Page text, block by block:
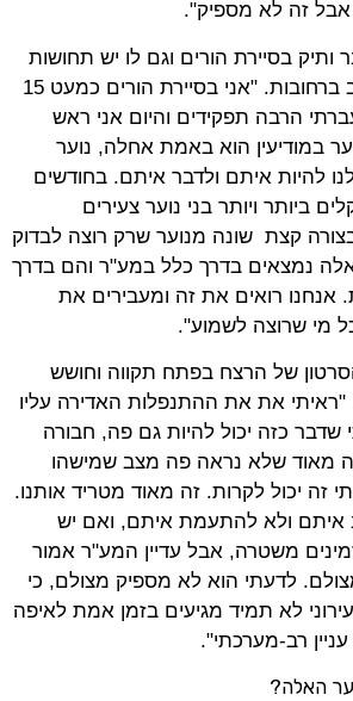
זה לא מספיק".
ותיק בסיירת הורים וגם לו יש תחושות
לא טובות לגבי המצב ברחובות. "אני בסיירת הורים כמעט 15
הרבה תפקידים והיום אני ראש
במודיעין הוא באמת אחלה, נוער
להיות איתם ולדבר איתם. בחודשים
ביותר ויותר בני נוער צעירים
קצת שונה מנוער שרק רוצה לבדוק
נמצאים בדרך כלל במע"ר והם בדרך
אנחנו רואים את זה ומעבירים את
מי שרוצה לשמוע".
של הרצח בפתח תקווה וחושש
את את ההתנפלות האדירה עליו
שדבר כזה יכול להיות גם פה, חבורה
מאוד שלא נראה פה מצב שמישהו
זה יכול לקרות. זה מאוד מטריד אותנו.
איתם ולא להתעמת איתם, ואם יש
משטרה, אבל עדיין המע"ר אמור
לדעתי הוא לא מספיק מצולם, כי
לא תמיד מגיעים בזמן אמת לאיפה
רב-מערכתי".
האלה?